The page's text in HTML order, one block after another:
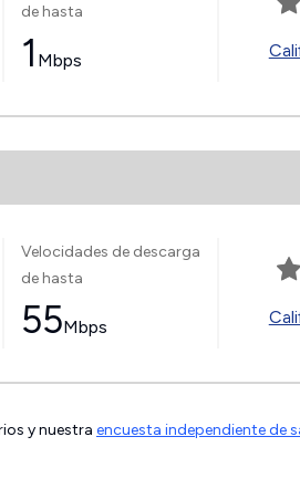
de hasta
1 Mbps
Velocidades de descarga
de hasta
55Mbps
y nuestra encuesta independiente de